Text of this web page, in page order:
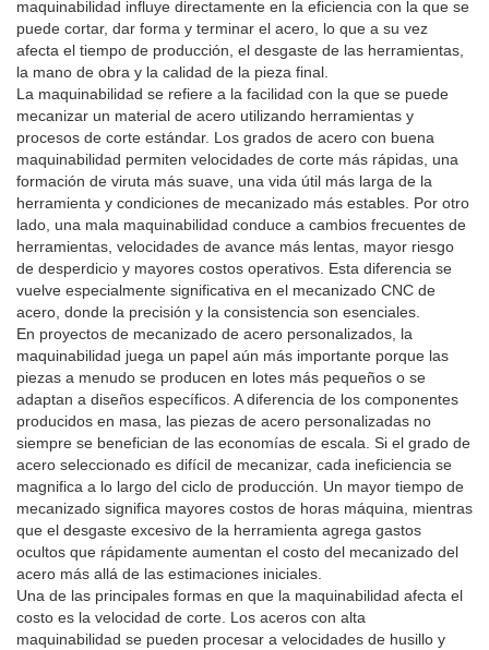
maquinabilidad influye directamente en la eficiencia con la que se
puede cortar, dar forma y terminar el acero, lo que a su vez
afecta el tiempo de producción, el desgaste de las herramientas,
la mano de obra y la calidad de la pieza final.
La maquinabilidad se refiere a la facilidad con la que se puede
mecanizar un material de acero utilizando herramientas y
procesos de corte estándar. Los grados de acero con buena
maquinabilidad permiten velocidades de corte más rápidas, una
formación de viruta más suave, una vida útil más larga de la
herramienta y condiciones de mecanizado más estables. Por otro
lado, una mala maquinabilidad conduce a cambios frecuentes de
herramientas, velocidades de avance más lentas, mayor riesgo
de desperdicio y mayores costos operativos. Esta diferencia se
vuelve especialmente significativa en el mecanizado CNC de
acero, donde la precisión y la consistencia son esenciales.
En proyectos de mecanizado de acero personalizados, la
maquinabilidad juega un papel aún más importante porque las
piezas a menudo se producen en lotes más pequeños o se
adaptan a diseños específicos. A diferencia de los componentes
producidos en masa, las piezas de acero personalizadas no
siempre se benefician de las economías de escala. Si el grado de
acero seleccionado es difícil de mecanizar, cada ineficiencia se
magnifica a lo largo del ciclo de producción. Un mayor tiempo de
mecanizado significa mayores costos de horas máquina, mientras
que el desgaste excesivo de la herramienta agrega gastos
ocultos que rápidamente aumentan el costo del mecanizado del
acero más allá de las estimaciones iniciales.
Una de las principales formas en que la maquinabilidad afecta el
costo es la velocidad de corte. Los aceros con alta
maquinabilidad se pueden procesar a velocidades de husillo y